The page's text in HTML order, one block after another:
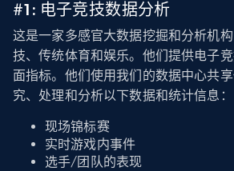
#1: 电子竞技数据分析
这是一家多感官大数据挖掘和分析机
技、传统体育和娱乐。他们提供电子
面指标。他们使用我们的数据中心共
究、处理和分析以下数据和统计信息：
现场锦标赛
实时游戏内事件
选手/团队的表现